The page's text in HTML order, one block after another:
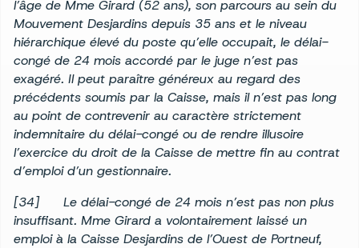
l’âge de Mme Girard (52 ans), son parcours au sein du
Mouvement Desjardins depuis 35 ans et le niveau
hiérarchique élevé du poste qu’elle occupait, le délai-
congé de 24 mois accordé par le juge n’est pas
exagéré. Il peut paraître généreux au regard des
précédents soumis par la Caisse, mais il n’est pas long
au point de contrevenir au caractère strictement
indemnitaire du délai-congé ou de rendre illusoire
l’exercice du droit de la Caisse de mettre fin au contrat
d’emploi d’un gestionnaire.
[34] Le délai-congé de 24 mois n’est pas non plus
insuffisant. Mme Girard a volontairement laissé un
emploi à la Caisse Desjardins de l’Ouest de Portneuf,